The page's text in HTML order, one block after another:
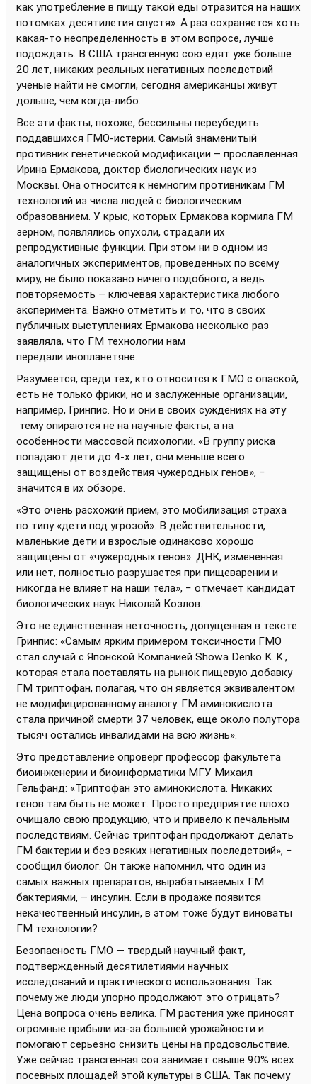
как употребление в пищу такой еды отразится на наших
потомках десятилетия спустя». А раз сохраняется хоть
какая-то неопределенность в этом вопросе, лучше
подождать. В США трансгенную сою едят уже больше
20 лет, никаких реальных негативных последствий
ученые найти не смогли, сегодня американцы живут
дольше, чем когда-либо.
Все эти факты, похоже, бессильны переубедить
поддавшихся ГМО-истерии. Самый знаменитый
противник генетической модификации – прославленная
Ирина Ермакова, доктор биологических наук из
Москвы. Она относится к немногим противникам ГМ
технологий из числа людей с биологическим
образованием. У крыс, которых Ермакова кормила ГМ
зерном, появлялись опухоли, страдали их
репродуктивные функции. При этом ни в одном из
аналогичных экспериментов, проведенных по всему
миру, не было показано ничего подобного, а ведь
повторяемость – ключевая характеристика любого
эксперимента. Важно отметить и то, что в своих
публичных выступлениях Ермакова несколько раз
заявляла, что ГМ технологии нам
передали инопланетяне.
Разумеется, среди тех, кто относится к ГМО с опаской,
есть не только фрики, но и заслуженные организации,
например, Гринпис. Но и они в своих суждениях на эту
тему опираются не на научные факты, а на
особенности массовой психологии. «В группу риска
попадают дети до 4-х лет, они меньше всего
защищены от воздействия чужеродных генов», −
значится в их обзоре.
«Это очень расхожий прием, это мобилизация страха
по типу «дети под угрозой». В действительности,
маленькие дети и взрослые одинаково хорошо
защищены от «чужеродных генов». ДНК, измененная
или нет, полностью разрушается при пищеварении и
никогда не влияет на наши тела», − отмечает кандидат
биологических наук Николай Козлов.
Это не единственная неточность, допущенная в тексте
Гринпис: «Самым ярким примером токсичности ГМО
стал случай с Японской Компанией Showa Denko K..K.,
которая стала поставлять на рынок пищевую добавку
ГМ триптофан, полагая, что он является эквивалентом
не модифицированному аналогу. ГМ аминокислота
стала причиной смерти 37 человек, еще около полутора
тысяч остались инвалидами на всю жизнь».
Это представление опроверг профессор факультета
биоинженерии и биоинформатики МГУ Михаил
Гельфанд: «Триптофан это аминокислота. Никаких
генов там быть не может. Просто предприятие плохо
очищало свою продукцию, что и привело к печальным
последствиям. Сейчас триптофан продолжают делать
ГМ бактерии и без всяких негативных последствий», −
сообщил биолог. Он также напомнил, что один из
самых важных препаратов, вырабатываемых ГМ
бактериями, – инсулин. Если в продаже появится
некачественный инсулин, в этом тоже будут виноваты
ГМ технологии?
Безопасность ГМО — твердый научный факт,
подтвержденный десятилетиями научных
исследований и практического использования. Так
почему же люди упорно продолжают это отрицать?
Цена вопроса очень велика. ГМ растения уже приносят
огромные прибыли из-за большей урожайности и
помогают серьезно снизить цены на продовольствие.
Уже сейчас трансгенная соя занимает свыше 90% всех
посевных площадей этой культуры в США. Так почему